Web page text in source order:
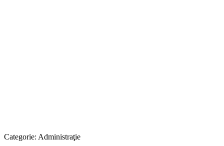
Categorie: Administraţie